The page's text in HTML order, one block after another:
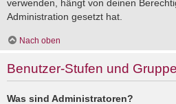
verwenden, hängt von deinen
Administration gesetzt hat.
Nach oben
Benutzer-Stufen und
Was sind Administratoren?